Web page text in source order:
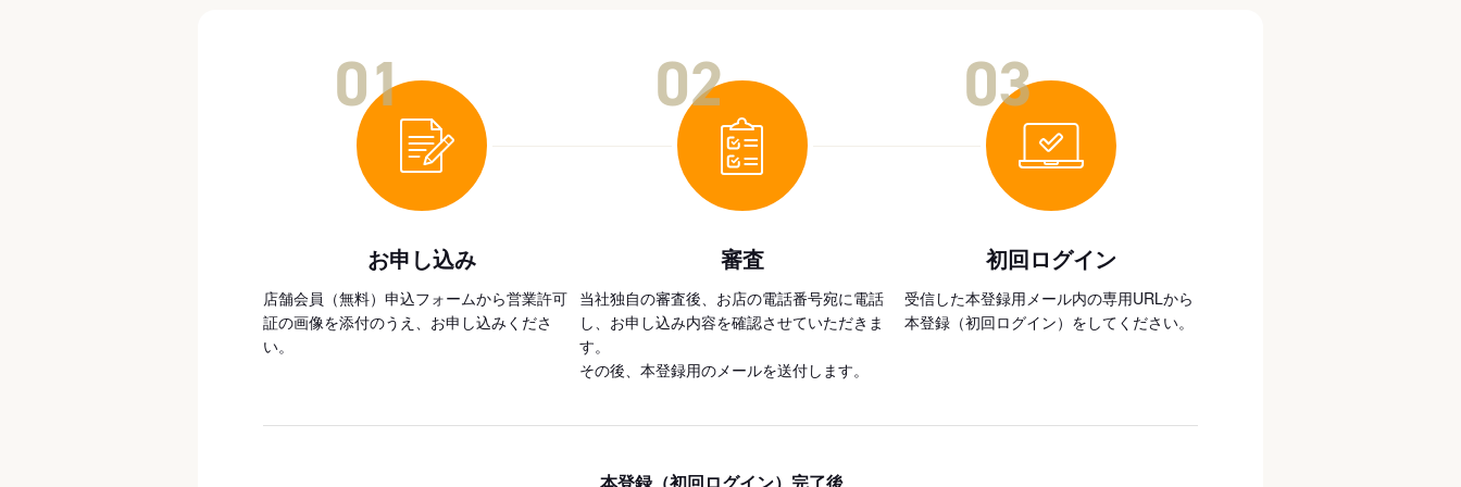
お申し込み
店舗会員（無料）申込フォームから営業許可
証の画像を添付のうえ、お申し込みくださ
い。
審査
当社独自の審査後、お店の電話番号宛に電話
し、お申し込み内容を確認させていただきま
す。
その後、本登録用のメールを送付します。
初回ログイン
受信した本登録用メール内の専用URLから
本登録（初回ログイン）をしてください。